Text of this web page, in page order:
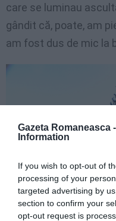
Gazeta Romaneasca -
Information
If you wish to opt-out of
processing of your
targeted advertising by
section to confirm your
opt-out request is
care se luminau
gândit că, poate, am
am fost dus de mic la